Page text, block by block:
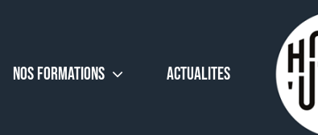
NOS FORMATIONS ACTUALITES